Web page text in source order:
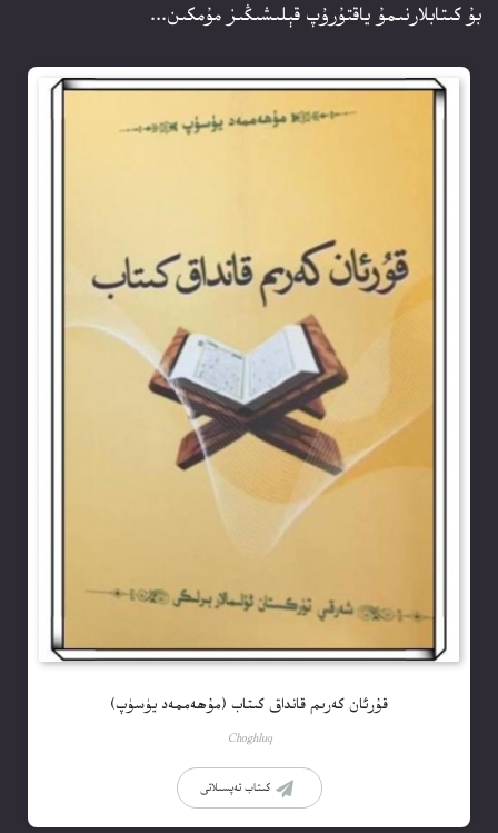
بۇ كىتابلارنىمۇ ياقتۇرۇپ قېلىشىڭىز مۇمكىن...
قۇرئان كەرىم قانداق كىتاب (مۇھەممەد يۈسۈپ)
Choghluq
كىتاب تەپسىلاتى